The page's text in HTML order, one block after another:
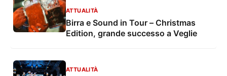
ATTUALITÀ
Birra e Sound in Tour – Christmas
Edition, grande successo a Veglie
ATTUALITÀ